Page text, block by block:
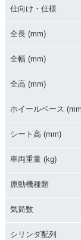
仕向け・仕様
全長 (mm)
全幅 (mm)
全高 (mm)
ホイールベース
シート高 (mm)
車両重量 (kg)
原動機種類
気筒数
シリンダ配列